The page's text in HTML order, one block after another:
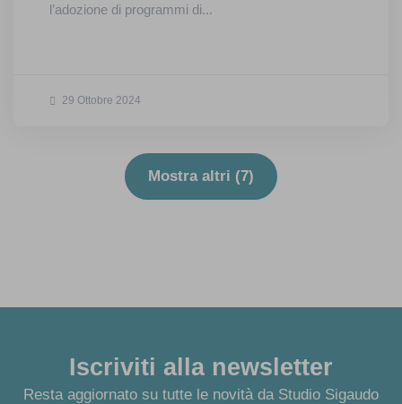
l’adozione di programmi di...
29 Ottobre 2024
Mostra altri (7)
Iscriviti alla newsletter
Resta aggiornato su tutte le novità da Studio Sigaudo